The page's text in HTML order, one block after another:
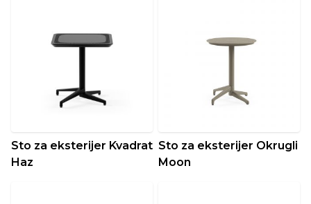
Sto za eksterijer Kvadrat
Haz
Sto za eksterijer Okrugli
Moon